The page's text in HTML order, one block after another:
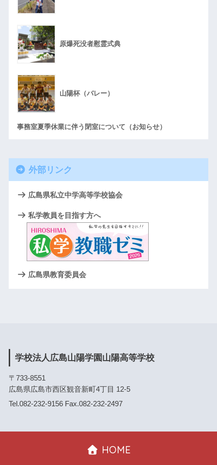
原爆死没者慰霊式典
山陽杯（バレー）
事務室夏季休業に伴う閉室について（お知らせ）
外部リンク
広島県私立中学高等学校協会
私学教員を目指す方へ
広島県教育委員会
学校法人広島山陽学園山陽高等学校
〒733-8551
広島県広島市西区観音新町4丁目 12-5
Tel.082-232-9156 Fax.082-232-2497
HOME